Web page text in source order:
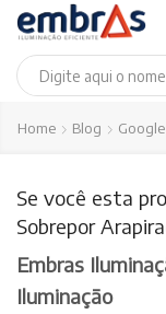
Home Blog Google
Se você esta
Sobrepor
Embras
Iluminação